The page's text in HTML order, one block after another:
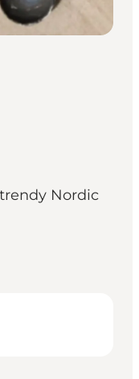
Nordic